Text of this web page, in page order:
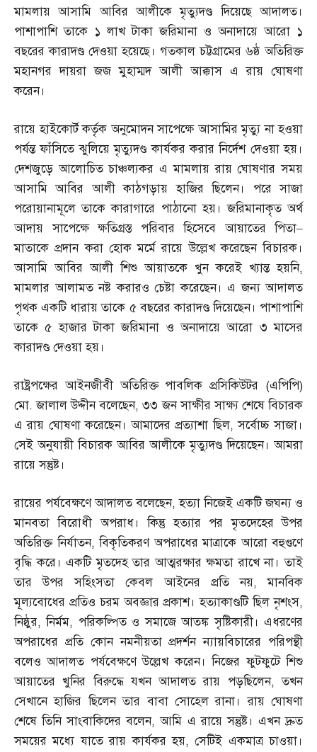
মামলায় আসামি আবির আলীকে মৃত্যুদণ্ড দিয়েছে আদালত।
পাশাপাশি তাকে ১ লাখ টাকা জরিমানা ও অনাদায়ে আরো ১
বছরের কারাদণ্ড দেওয়া হয়েছে। গতকাল চট্টগ্রামের ৬ষ্ঠ অতিরিক্ত
মহানগর দায়রা জজ মুহাম্মদ আলী আক্কাস এ রায় ঘোষণা
করেন।
রায়ে হাইকোর্ট কর্তৃক অনুমোদন সাপেক্ষে আসামির মৃত্যু না হওয়া
পর্যন্ত ফাঁসিতে ঝুলিয়ে মৃত্যুদণ্ড কার্যকর করার নির্দেশ দেওয়া হয়।
দেশজুড়ে আলোচিত চাঞ্চল্যকর এ মামলায় রায় ঘোষণার সময়
আসামি আবির আলী কাঠগড়ায় হাজির ছিলেন। পরে সাজা
পরোয়ানামূলে তাকে কারাগারে পাঠানো হয়। জরিমানাকৃত অর্থ
আদায় সাপেক্ষে ক্ষতিগ্রস্ত পরিবার হিসেবে আয়াতের পিতা–
মাতাকে প্রদান করা হোক মর্মে রায়ে উল্লেখ করেছেন বিচারক।
আসামি আবির আলী শিশু আয়াতকে খুন করেই খ্যান্ত হয়নি,
মামলার আলামত নষ্ট করারও চেষ্টা করেছেন। এ জন্য আদালত
পৃথক একটি ধারায় তাকে ৫ বছরের কারাদণ্ড দিয়েছেন। পাশাপাশি
তাকে ৫ হাজার টাকা জরিমানা ও অনাদায়ে আরো ৩ মাসের
কারাদণ্ড দেওয়া হয়।
রাষ্ট্রপক্ষের আইনজীবী অতিরিক্ত পাবলিক প্রসিকিউটর (এপিপি)
মো.জালাল উদ্দীন বলেছেন,৩৩ জন সাক্ষীর সাক্ষ্য শেষে বিচারক
এ রায় ঘোষণা করেছেন। আমাদের প্রত্যাশা ছিল,সর্বোচ্চ সাজা।
সেই অনুযায়ী বিচারক আবির আলীকে মৃত্যুদণ্ড দিয়েছেন। আমরা
রায়ে সন্তুষ্ট।
রায়ের পর্যবেক্ষণে আদালত বলেছেন,হত্যা নিজেই একটি জঘন্য ও
মানবতা বিরোধী অপরাধ। কিন্তু হত্যার পর মৃতদেহের উপর
অতিরিক্ত নির্যাতন,বিকৃতিকরণ অপরাধের মাত্রাকে আরো বহুগুণে
বৃদ্ধি করে। একটি মৃতদেহ তার আত্মরক্ষার ক্ষমতা রাখে না। তাই
তার উপর সহিংসতা কেবল আইনের প্রতি নয়,মানবিক
মূল্যবোধের প্রতিও চরম অবজ্ঞার প্রকাশ। হত্যাকাণ্ডটি ছিল নৃশংস,
নিষ্ঠুর,নির্মম, পরিকল্পিত ও সমাজে আতঙ্ক সৃষ্টিকারী। এধরণের
অপরাধের প্রতি কোন নমনীয়তা প্রদর্শন ন্যায়বিচারের পরিপন্থী
বলেও আদালত পর্যবেক্ষণে উল্লেখ করেন। নিজের ফুটফুটে শিশু
আয়াতের খুনির বিরুদ্ধে যখন আদালত রায় পড়ছিলেন,তখন
সেখানে হাজির ছিলেন তার বাবা সোহেল রানা। রায় ঘোষণা
শেষে তিনি সাংবাকিদের বলেন,আমি এ রায়ে সন্তুষ্ট। এখন দ্রুত
সময়ের মধ্যে যাতে রায় কার্যকর হয়,সেটিই একমাত্র চাওয়া।